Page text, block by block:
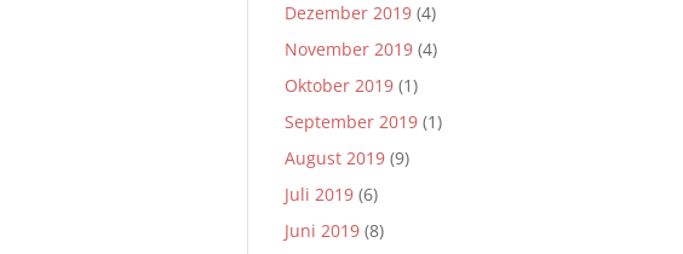
Dezember 2019 (4)
November 2019 (4)
Oktober 2019 (1)
September 2019 (1)
August 2019 (9)
Juli 2019 (6)
Juni 2019 (8)